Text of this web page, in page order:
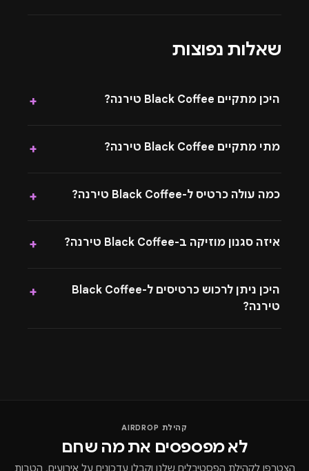
שאלות נפוצות
היכן מתקיים Black Coffee טירנה? +
מתי מתקיים Black Coffee טירנה? +
כמה עולה כרטיס ל-Black Coffee טירנה? +
איזה סגנון מוזיקה ב-Black Coffee טירנה? +
היכן ניתן לרכוש כרטיסים ל-Black Coffee
טירנה?
+
קהילת AIRDROP
לא מפספסים את מה שחם
הצטרפו לקהילת הפסטיבלים שלנו וקבלו עדכונים על אירועים, הטבות